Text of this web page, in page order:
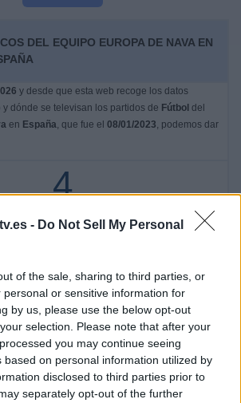
- Do Not Sell My Personal
of the sale, sharing to third parties, or
personal or sensitive information for
by us, please use the below opt-out
selection. Please note that after your
you may continue seeing
based on personal information utilized by
disclosed to third parties prior to
separately opt-out of the further
DEL EQUIPO EUROPA DE NAVA EN
y desde que esta web recoge los datos
dónde se televisan los partidos de Fútbol del
en España, que fue el 08/01/2023, podemos dar
4
ÚLTIMO PARTIDO EN ABIERTO
Siero - Europa de Nava
2ª Asturfútbol por Area21 TV
RANKING POR CANALES